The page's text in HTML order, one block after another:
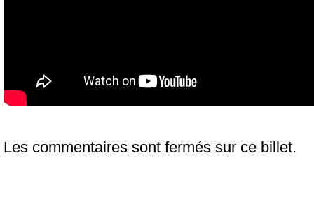
Les commentaires sont fermés sur ce billet.